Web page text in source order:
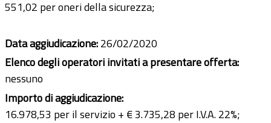
551,02 per oneri della sicurezza;
Data aggiudicazione:26/02/2020
Elenco degli operatori invitati a presentare offerta:
nessuno
Importo di aggiudicazione:
16.978,53 per il servizio + € 3.735,28 per I.V.A. 22%;